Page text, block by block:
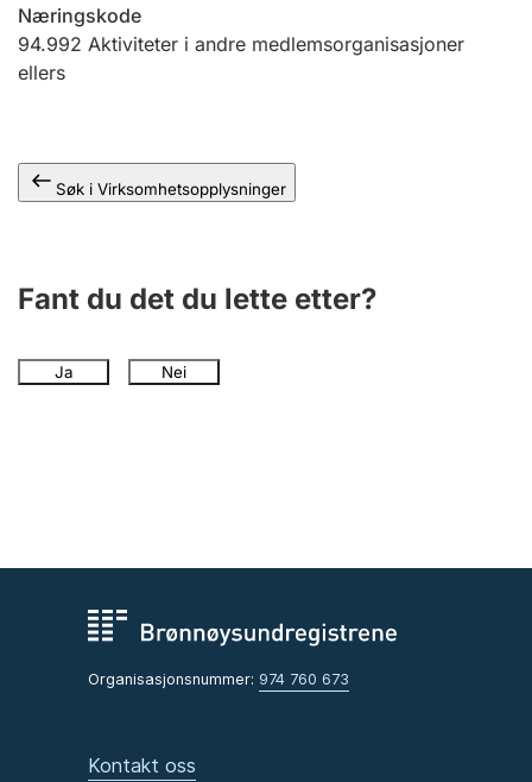
Næringskode
94.992 Aktiviteter i andre medlemsorganisasjoner
ellers
Søk i Virksomhetsopplysninger
Fant du det du lette etter?
Ja Nei
Organisasjonsnummer: 974 760 673
Kontakt oss